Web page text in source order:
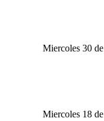
Miercoles 30
Miercoles 18